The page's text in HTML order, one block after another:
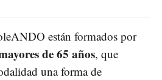
están formados por
de 65 años, que
una forma de